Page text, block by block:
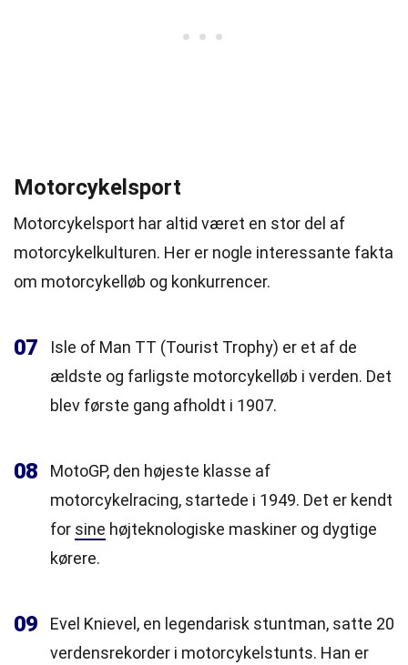
Motorcykelsport
Motorcykelsport har altid været en stor del af
motorcykelkulturen. Her er nogle interessante fakta
om motorcykelløb og konkurrencer.
07
Isle of Man TT (Tourist Trophy) er et af de
ældste og farligste motorcykelløb i verden. Det
blev første gang afholdt i 1907.
08
MotoGP, den højeste klasse af
motorcykelracing, startede i 1949. Det er kendt
for sine højteknologiske maskiner og dygtige
kørere.
09
Evel Knievel, en legendarisk stuntman, satte 20
verdensrekorder i motorcykelstunts. Han er